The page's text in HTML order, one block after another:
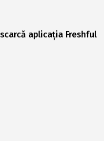
aplicația Freshful